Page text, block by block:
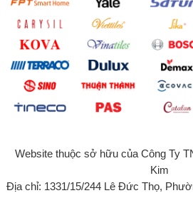
Website thuộc sở hữu của Công Ty
Kim
Địa chỉ: 1331/15/244 Lê Đức Thọ,